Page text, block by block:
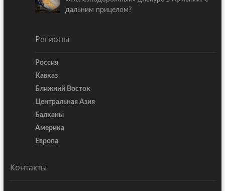
дальним прицелом?
Регионы
Россия
Кавказ
Ближний Восток
Центральная Азия
Балканы
Америка
Европа
Контакты